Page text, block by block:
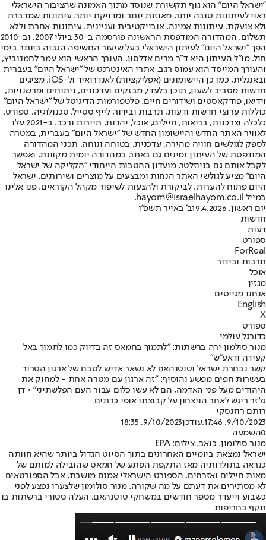
"ישראל היום" הוא גוף תקשורת שנוסד מתוך האמונה שהציבור הישראלי
ראוי לעיתונות טובה יותר, מאוזנת יותר ומדויקת יותר. עיתונות שמדברת
ולא צועקת. עיתונות אמינה, אובייקטיבית ועניינית. עיתונות אחרת וללא
תשלום. המהדורה המודפסת הראשונה פורסמה ב-30 ביולי 2007, וב-2010
הפך "ישראל היום" לעיתון הישראלי בעל שיעור החשיפה הגבוה ביותר בימי
חול. מו"ל העיתון היא ד"ר מרים אדלסון. העורך הראשי הוא עמר לחמנוביץ,
והעורך המייסד הוא עמוס רגב. אתרי האינטרנט של "ישראל היום" בעברית
ובאנגלית, כמו כן היישומונים (אפליקציות) לאנדרואיד ול-iOS, מציגים
חדשות מסביב לשעון, תוכן בלעדי, מבזקים ועדכונים, ניתוחים ופרשנויות,
וידיאו, פודקאסטים ושידורים חיים. פלטפורמות הדיגיטל של "ישראל היום"
כוללות ערוצי חדשות ודעות, תרבות ובידור, לייף סטייל, טכנולוגיה, ספורט,
כלכלה וצרכנות, בריאות, חיילים, אוכל, יהדות, תיירות ורכב. ב-2021 עלו
לאוויר האתר החדש והיישומון החדש של "ישראל היום" בעברית, במטרה
לספק לגולשים חוויה מהירה, עדכנית, בטוחה ונוחה. תכני המהדורה
המודפסת של העיתון זמינים גם באתר, במהדורה יומית מקוונת, ואפשר
לקבל אותם גם בניוזלטר. מועדון ההטבות הייחודי "הקליקה של ישראל
היום" מציע לגולשי האתר הנחות ומבצעים על מוצרים ושירותים. ישראל
היום פתוח להערות, לביקורת ולהצעות לשיפור מקהל הקוראים. פנו אלינו
במייל hayom@israelhayom.co.il.
יום ראשון, 19.4.2026
ב' באייר תשפ"ו
חדשות
דעות
ספורט
ForReal
תרבות ובידור
אוכל
מגזין
אנחנו מגייסים
English
X
ספורט
כדורגל עולמי
מנור סולמון ירה ברשתות: "לתמוך בחמאס זה בדיוק כמו לתמוך באל
קעידה ודאע"ש"
קשר נבחרת ישראל וטוטנהאם לא נשאר אדיש לטבח של ארגון הטרור
בעשרות חפים מפשע והוסיף: "זה ארגון עם מטרה אחת - למחוק את
היהודים מעל פני האדמה, הם לא עשו כלום עבור העם הפלשתיני" • דן
גלזר ריגש לאחר הניצחון על קבוצתו אופי כרתים
רותם רוזנסקי
9/10/2023, 17:46
,עודכן9/10/2023, 18:35
0השמעה
מנור סולומון. כואב. צילום: EPA
ישראל נמצאת ביומיים האחרונים בתוך הסיוט הגדול ביותר שהיא חוותה
כנראה בתולדותיה מאז התקפת הפתע של חמאס שהובילה למותם של
מאות חיילים ואזרחים. הספורט הישראלי אמנם מושבת, אבל הספורטאים
לא מסתירים את דעתם על מה שקורה. מנור סולומון שלצערו נפצע לפני
כשבוע וייעדר מספר חודשים במשחקי טוטנהאם, העלה סטורי ברשתות בו
תקף בחריפות